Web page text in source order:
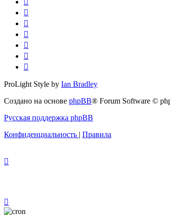
ProLight Style by Ian Bradley
Создано на основе phpBB® Forum Software ©
Русская поддержка phpBB
Конфиденциальность | Правила